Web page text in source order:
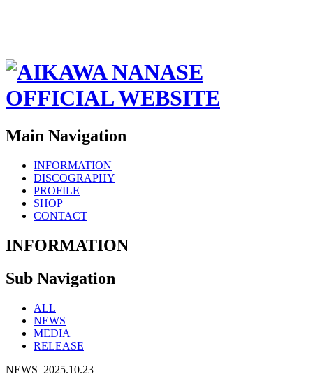
Main Navigation
INFORMATION
DISCOGRAPHY
PROFILE
SHOP
CONTACT
INFORMATION
Sub Navigation
ALL
NEWS
MEDIA
RELEASE
NEWS 2025.10.23